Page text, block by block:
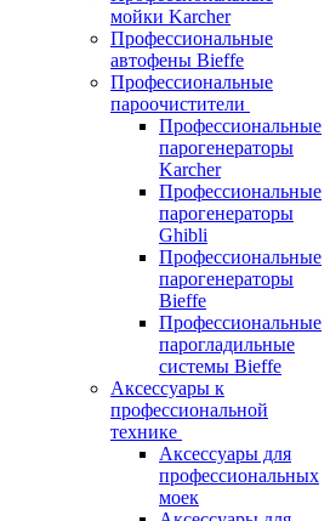
мойки Karcher
Профессиональные
автофены Bieffe
Профессиональные
пароочистители
Профессиональные
парогенераторы
Karcher
Профессиональные
парогенераторы
Ghibli
Профессиональные
парогенераторы
Bieffe
Профессиональные
парогладильные
системы Bieffe
Аксессуары к
профессиональной
технике
Аксессуары для
профессиональных
моек